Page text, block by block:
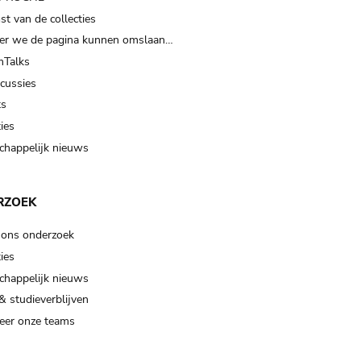
van de collecties
we de pagina kunnen omslaan…
nieuws
onderzoek
nieuws
studieverblijven
onze teams